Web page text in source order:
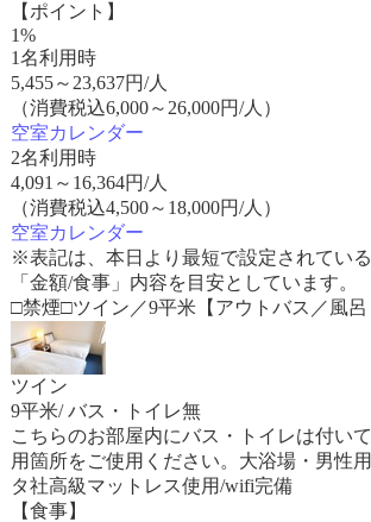
【ポイント】
1%
1名利用時
5,455～ 23,637円/人
（消費税込6,000～26,000円/人）
空室カレンダー
2名利用時
4,091 ～ 16,364円/人
（消費税込4,500～18,000円/人）
空室カレンダー
※表記は、本日より最短で設定されてい
「金額/食事」内容を目安としています。
□禁煙□ツイン／9平米【アウトバス／風呂
ツイン
9平米/ バス・トイレ無
こちらのお部屋内にバス・トイレは付い
用箇所をご使用ください。大浴場・男性
タ社高級マットレス使用/wifi完備
【食事】